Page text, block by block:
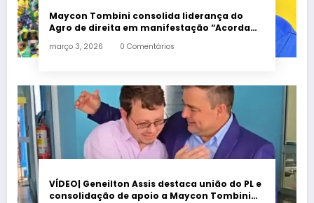
Maycon Tombini consolida liderança do
Agro de direita em manifestação “Acorda
março 3, 2026 0 Comentários
VÍDEO| Geneilton Assis destaca união do PL e
consolidação de apoio a Maycon Tombini